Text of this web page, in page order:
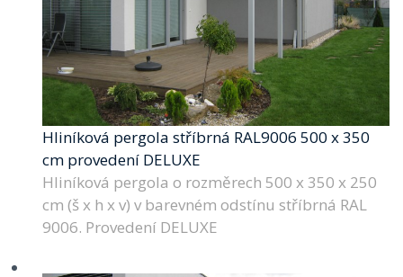
Hliníková pergola stříbrná RAL9006 500 x 350
cm provedení DELUXE
Hliníková pergola o rozměrech 500 x 350 x 250
cm (š x h x v) v barevném odstínu stříbrná RAL
9006. Provedení DELUXE